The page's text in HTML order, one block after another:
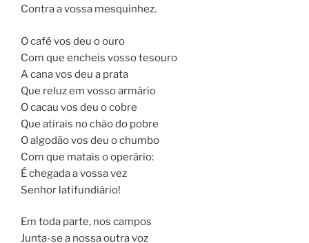
Contra a vossa mesquinhez.
O café vos deu o ouro
Com que encheis vosso tesouro
A cana vos deu a prata
Que reluz em vosso armário
O cacau vos deu o cobre
Que atirais no chão do pobre
O algodão vos deu o chumbo
Com que matais o operário:
É chegada a vossa vez
Senhor latifundiário!
Em toda parte, nos campos
Junta-se a nossa outra voz